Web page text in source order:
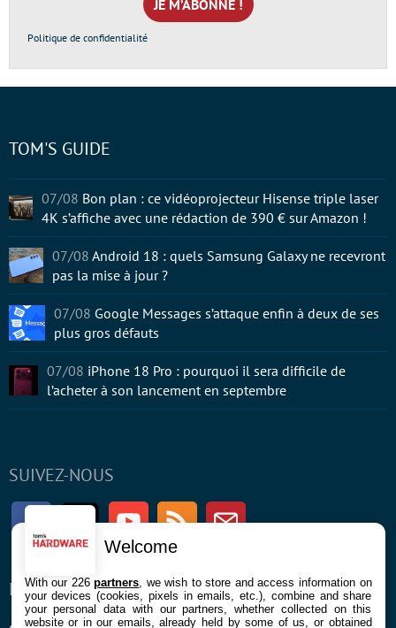
*
Politique de confidentialité
SUIVEZ-NOUS
FacebookTwitter Youtube RSS Newsletter
ENTREPRISE À PROPOS
TOM'S GUIDE
07/08 Bon plan : ce vidéoprojecteur Hisense triple laser
4K s’affiche avec une rédaction de 390 € sur Amazon !
07/08 Android 18 : quels Samsung Galaxy ne recevront
pas la mise à jour ?
07/08 Google Messages s’attaque enfin à deux de ses
plus gros défauts
07/08 iPhone 18 Pro : pourquoi il sera difficile de
l’acheter à son lancement en septembre
Welcome
With our 226partners , we wish to store and access information on
your devices (cookies, pixels in emails, etc.), combine and share
your personal data with our partners, whether collected on this
website or in our emails, already held by some of us, or obtained